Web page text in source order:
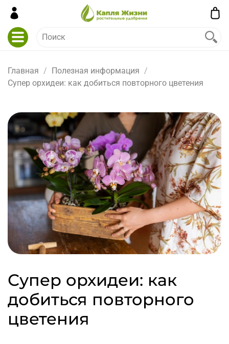
Главная
Полезная информация
Супер орхидеи: как добиться повторного цветения
Супер орхидеи: как
добиться повторного
цветения